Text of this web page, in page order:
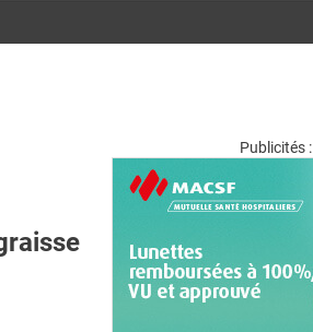
Publicités :